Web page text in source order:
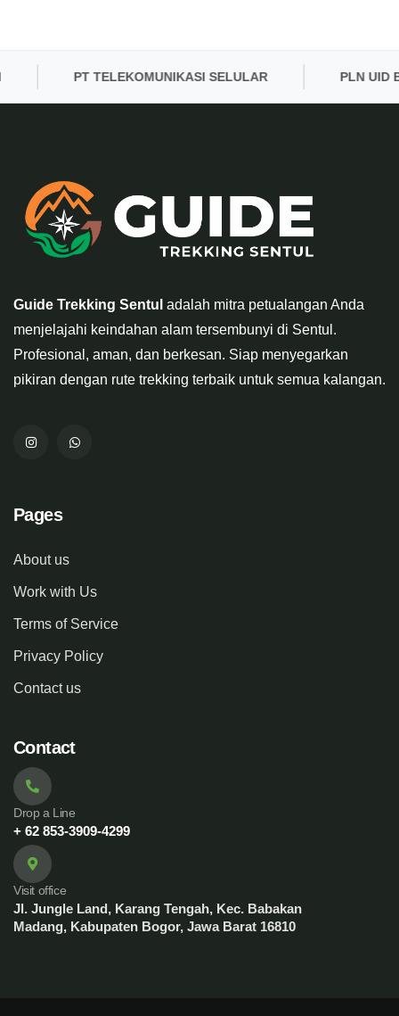
PT TELEKOMUNIKASI SELULAR PLN UID
Guide Trekking Sentul adalah mitra petualangan Anda
menjelajahi keindahan alam tersembunyi di Sentul.
Profesional, aman, dan berkesan. Siap menyegarkan
pikiran dengan rute trekking terbaik untuk semua kalangan.
Pages
About us
Work with Us
Terms of Service
Privacy Policy
Contact us
Contact
Drop a Line
+ 62 853-3909-4299
Visit office
Jl. Jungle Land, Karang Tengah, Kec. Babakan
Madang, Kabupaten Bogor, Jawa Barat 16810